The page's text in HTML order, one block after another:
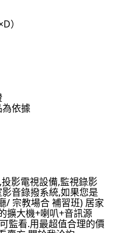
）
依據
影電視設備,監視錄影
音錄撥系統,如果您是
/ 宗教場合 補習班) 居家
擴大機+喇叭+音訊源
監看.用最超值合理的價